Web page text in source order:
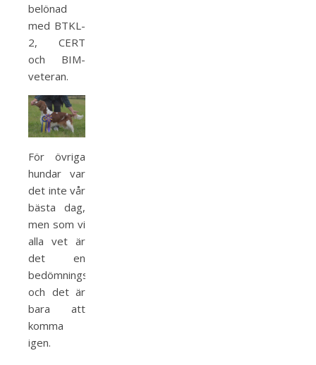
belönad
med BTKL-
2, CERT
och BIM-
veteran.
För övriga
hundar var
det inte vår
bästa dag,
men som vi
alla vet är
det en
bedömningssport
och det är
bara att
komma
igen.